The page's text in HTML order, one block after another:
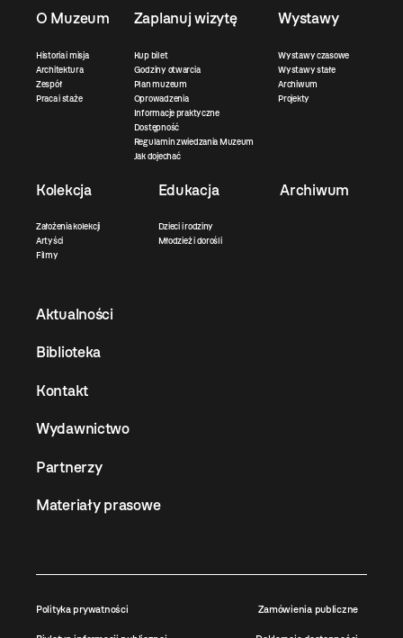
O Muzeum
Historia i misja
Architektura
Zespół
Praca i staże
Zaplanuj wizytę
Kup bilet
Godziny otwarcia
Plan muzeum
Oprowadzenia
Informacje praktyczne
Dostępność
Regulamin zwiedzania Muzeum
Jak dojechać
Wystawy
Wystawy czasowe
Wystawy stałe
Archiwum
Projekty
Kolekcja
Założenia kolekcji
Artyści
Filmy
Edukacja
Dzieci i rodziny
Młodzież i dorośli
Archiwum
Aktualności
Biblioteka
Kontakt
Wydawnictwo
Partnerzy
Materiały prasowe
Polityka prywatności Zamówienia publiczne